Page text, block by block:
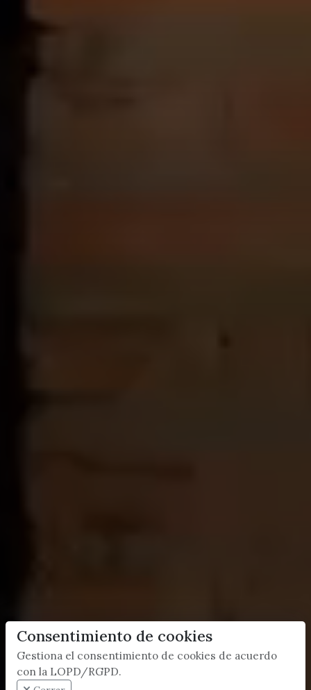
Consentimiento de cookies
Gestiona el consentimiento de cookies de acuerdo
con la LOPD/RGPD.